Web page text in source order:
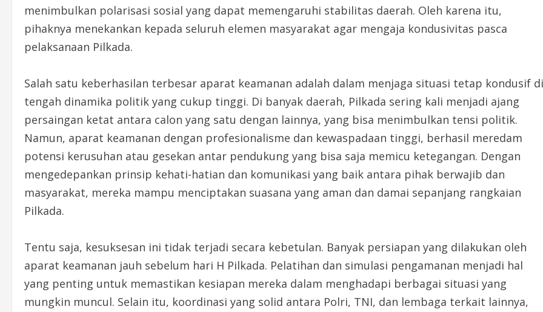
menimbulkan polarisasi sosial yang dapat memengaruhi stabilitas daerah. Oleh karena itu,
pihaknya menekankan kepada seluruh elemen masyarakat agar mengaja kondusivitas pasca
pelaksanaan Pilkada.
Salah satu keberhasilan terbesar aparat keamanan adalah dalam menjaga situasi tetap kondusif di
tengah dinamika politik yang cukup tinggi. Di banyak daerah, Pilkada sering kali menjadi ajang
persaingan ketat antara calon yang satu dengan lainnya, yang bisa menimbulkan tensi politik.
Namun, aparat keamanan dengan profesionalisme dan kewaspadaan tinggi, berhasil meredam
potensi kerusuhan atau gesekan antar pendukung yang bisa saja memicu ketegangan. Dengan
mengedepankan prinsip kehati-hatian dan komunikasi yang baik antara pihak berwajib dan
masyarakat, mereka mampu menciptakan suasana yang aman dan damai sepanjang rangkaian
Pilkada.
Tentu saja, kesuksesan ini tidak terjadi secara kebetulan. Banyak persiapan yang dilakukan oleh
aparat keamanan jauh sebelum hari H Pilkada. Pelatihan dan simulasi pengamanan menjadi hal
yang penting untuk memastikan kesiapan mereka dalam menghadapi berbagai situasi yang
mungkin muncul. Selain itu, koordinasi yang solid antara Polri, TNI, dan lembaga terkait lainnya,